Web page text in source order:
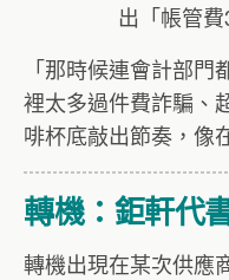
出「帳管費
「那時候連會計部
裡太多過件費詐騙、
啡杯底敲出節奏，像
轉機：鉅軒代
轉機出現在某次供應